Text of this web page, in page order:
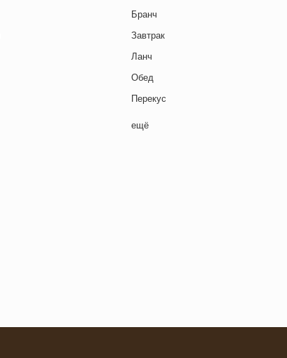
Бранч
Завтрак
Ланч
Обед
Перекус
Полдник
ещё